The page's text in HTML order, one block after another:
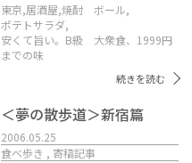
東京,居酒屋,焼酎 ボール,
ポテトサラダ,
安くて旨い。B級 大衆食、1999円
までの味
続きを読む
＜夢の散歩道＞新宿篇
2006.05.25
食べ歩き , 寄稿記事